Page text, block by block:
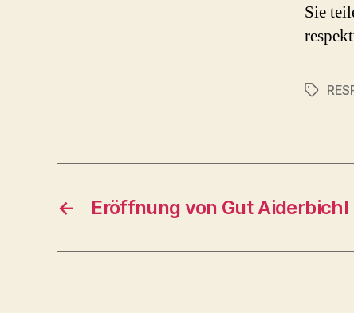
Sie
← Eröffnung von Gut